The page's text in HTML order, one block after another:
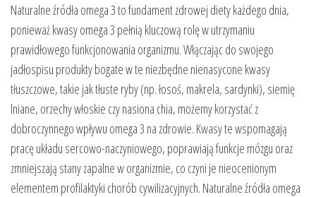
Naturalne źródła omega 3 to fundament zdrowej diety każdego dnia,
ponieważ kwasy omega 3 pełnią kluczową rolę w utrzymaniu
prawidłowego funkcjonowania organizmu. Włączając do swojego
jadłospisu produkty bogate w te niezbędne nienasycone kwasy
tłuszczowe, takie jak tłuste ryby (np. łosoś, makrela, sardynki), siemię
lniane, orzechy włoskie czy nasiona chia, możemy korzystać z
dobroczynnego wpływu omega 3 na zdrowie. Kwasy te wspomagają
pracę układu sercowo-naczyniowego, poprawiają funkcje mózgu oraz
zmniejszają stany zapalne w organizmie, co czyni je nieocenionym
elementem profilaktyki chorób cywilizacyjnych. Naturalne źródła omega